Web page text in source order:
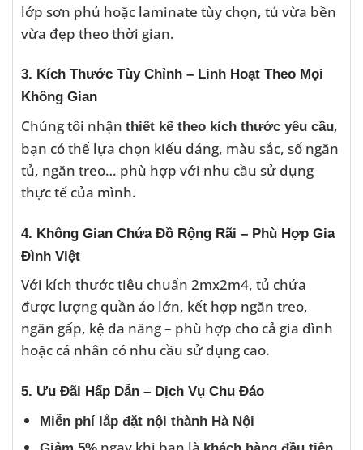
lớp sơn phủ hoặc laminate tùy chọn, tủ vừa bền
vừa đẹp theo thời gian.
3. Kích Thước Tùy Chỉnh – Linh Hoạt Theo Mọi
Không Gian
Chúng tôi nhận thiết kế theo kích thước yêu cầu,
bạn có thể lựa chọn kiểu dáng, màu sắc, số ngăn
tủ, ngăn treo… phù hợp với nhu cầu sử dụng
thực tế của mình.
4. Không Gian Chứa Đồ Rộng Rãi – Phù Hợp Gia
Đình Việt
Với kích thước tiêu chuẩn 2mx2m4, tủ chứa
được lượng quần áo lớn, kết hợp ngăn treo,
ngăn gấp, kệ đa năng – phù hợp cho cả gia đình
hoặc cá nhân có nhu cầu sử dụng cao.
5. Ưu Đãi Hấp Dẫn – Dịch Vụ Chu Đáo
Miễn phí lắp đặt nội thành Hà Nội